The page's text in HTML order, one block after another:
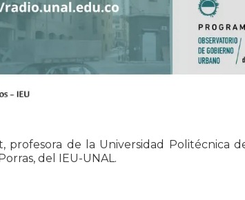
profesora de la Universidad Politécnica
del IEU-UNAL.